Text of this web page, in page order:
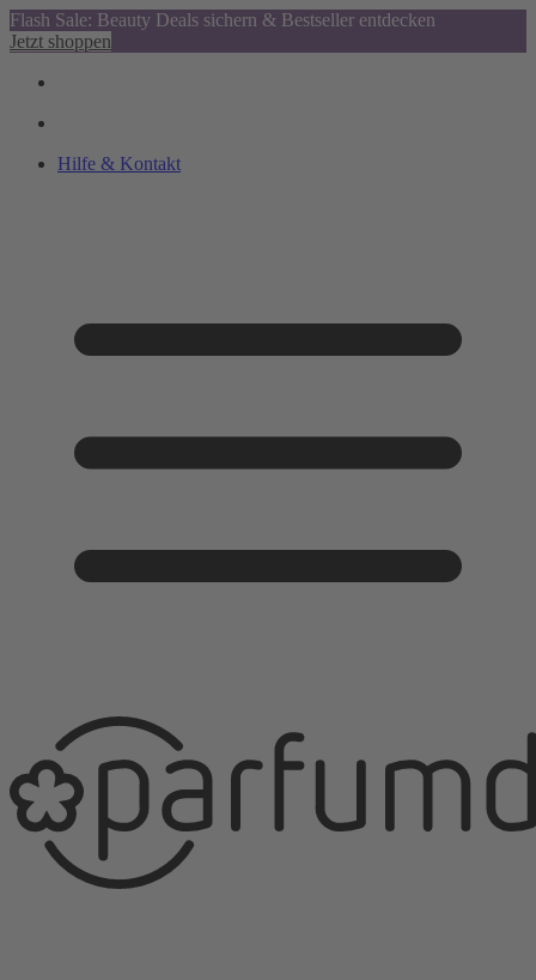
Flash Sale: Beauty Deals sichern & Bestseller entdecken
Jetzt shoppen
Hilfe & Kontakt